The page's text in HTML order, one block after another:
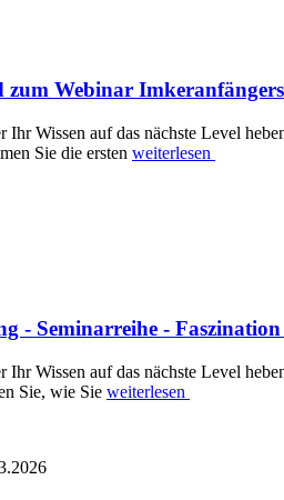
Webinar
Wissen auf das nächste Level
Sie die ersten weiterlesen
- Seminarreihe -
Wissen auf das nächste Level
Sie, wie Sie weiterlesen